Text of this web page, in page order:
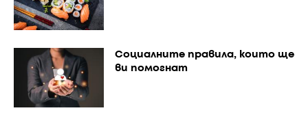
Социалните правила, които ще
ви помогнат